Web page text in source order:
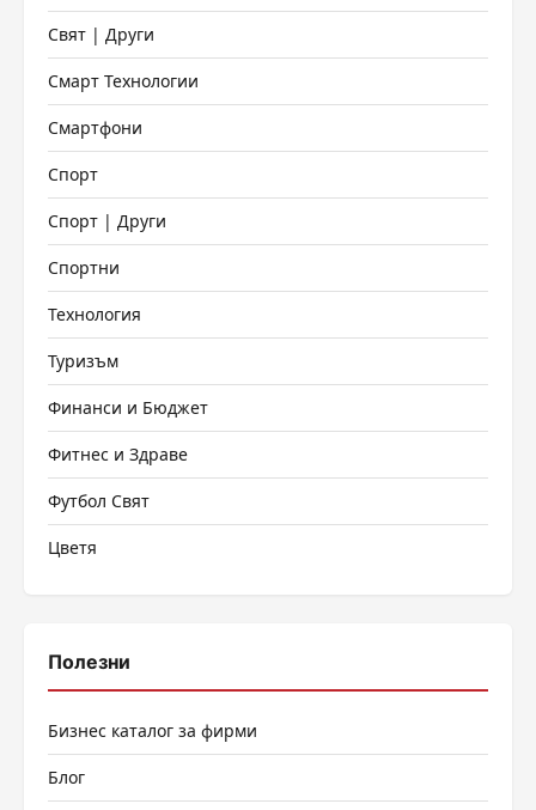
Свят | Други
Смарт Технологии
Смартфони
Спорт
Спорт | Други
Спортни
Технология
Туризъм
Финанси и Бюджет
Фитнес и Здраве
Футбол Свят
Цветя
Полезни
Бизнес каталог за фирми
Блог